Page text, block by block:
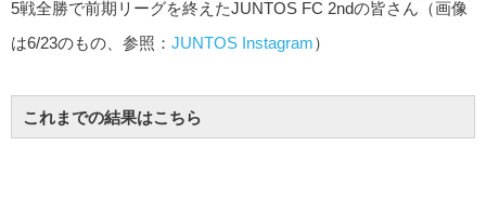
5戦全勝で前期リーグを終えたJUNTOS FC 2ndの皆さん（画像
は6/23のもの、参照： JUNTOS Instagram）
これまでの結果はこちら